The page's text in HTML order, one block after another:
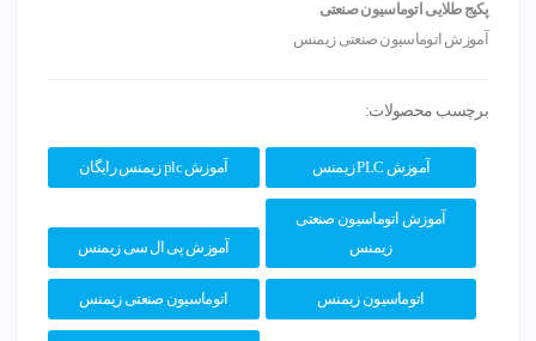
پکیج طلایی اتوماسیون صنعتی
آموزش اتوماسیون صنعتی زیمنس
برچسب محصولات:
آموزش PLC زیمنس آموزش plc زیمنس رایگان
آموزش اتوماسیون صنعتی
زیمنس
آموزش پی ال سی زیمنس
اتوماسیون زیمنس اتوماسیون صنعتی زیمنس